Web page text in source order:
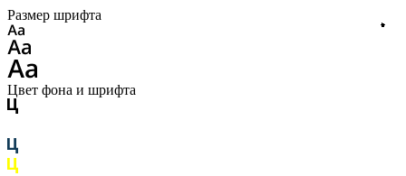
Размер шрифта
Цвет фона и шрифта